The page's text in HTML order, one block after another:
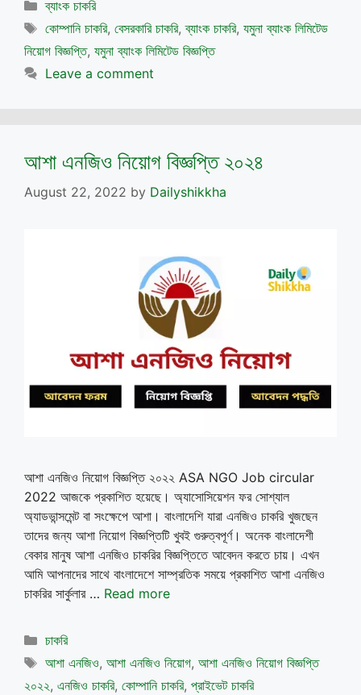
Categories
ব্যাংক চাকরি
Tags
কোম্পানি চাকরি, বেসরকারি চাকরি,ব্যাংক চাকরি, যমুনা ব্যাংক লিমিটেড
নিয়োগ বিজ্ঞপ্তি, যমুনা ব্যাংক লিমিটেড বিজ্ঞপ্তি
Leave a comment
আশা এনজিও নিয়োগ বিজ্ঞপ্তি ২০২৪
August 22, 2022 by Dailyshikkha
আশা এনজিও নিয়োগ বিজ্ঞপ্তি ২০২২ ASA NGO Job circular
2022 আজকে প্রকাশিত হয়েছে। অ্যাসোসিয়েশন ফর সোশ্যাল
অ্যাডভান্সমেন্ট বা সংক্ষেপে আশা। বাংলাদেশি যারা এনজিও চাকরি খুজছেন
তাদের জন্য আশা নিয়োগ বিজ্ঞপ্তিটি খুবই গুরুত্বপূর্ণ। অনেক বাংলাদেশী
বেকার মানুষ আশা এনজিও চাকরির বিজ্ঞপ্তিতে আবেদন করতে চায়। এখন
আমি আপনাদের সাথে বাংলাদেশে সাম্প্রতিক সময়ে প্রকাশিত আশা এনজিও
চাকরির সার্কুলার … Read more
Categories
চাকরি
Tags
আশা এনজিও, আশা এনজিও নিয়োগ, আশা এনজিও নিয়োগ বিজ্ঞপ্তি
২০২২, এনজিও চাকরি, কোম্পানি চাকরি, প্রাইভেট চাকরি